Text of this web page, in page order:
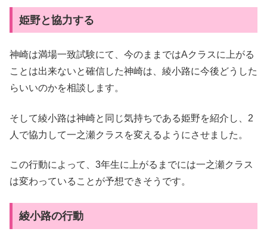
姫野と協力する
神崎は満場一致試験にて、今のままではAクラスに上がる
ことは出来ないと確信した神崎は、綾小路に今後どうした
らいいのかを相談します。
そして綾小路は神崎と同じ気持ちである姫野を紹介し、2
人で協力して一之瀬クラスを変えるようにさせました。
この行動によって、3年生に上がるまでには一之瀬クラス
は変わっていることが予想できそうです。
綾小路の行動